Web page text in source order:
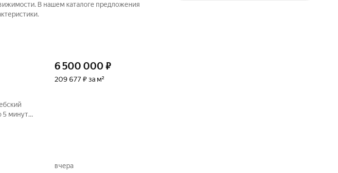
В нашем каталоге предложения
5 минут
6 500 000 ₽
209 677 ₽ за м²
вчера